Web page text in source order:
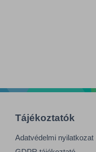
Tájékoztatók
Adatvédelmi nyilatkozat